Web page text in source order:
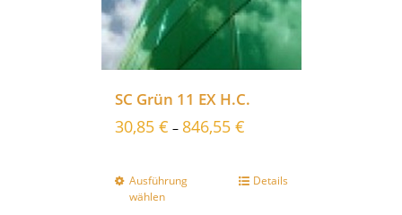
SC Grün 11 EX H.C.
30,85 € – 846,55 €
Ausführung
wählen
Details